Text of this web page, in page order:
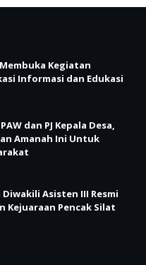
Kegiatan
Informasi dan Edukasi
dan PJ Kepala Desa,
Amanah Ini Untuk
Asisten III Resmi
Kejuaraan Pencak Silat